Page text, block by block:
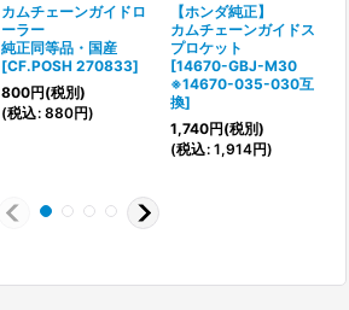
カムチェーンガイドロ
ーラー
純正同等品・国産
[CF.POSH 270833]
800円(税別)
(税込: 880円)
【ホンダ純正】
カムチェーンガイドス
プロケット
[14670-GBJ-M30
※14670-035-030互
換]
1,740円(税別)
(税込: 1,914円)